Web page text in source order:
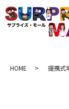
HOME 提携式